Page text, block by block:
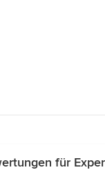
für